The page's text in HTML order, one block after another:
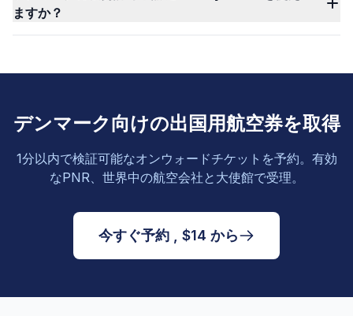
ますか？
デンマーク向けの出国用航空券を取得
1分以内で検証可能なオンウォードチケットを予約。有効
なPNR、世界中の航空会社と大使館で受理。
今すぐ予約 , $14 から